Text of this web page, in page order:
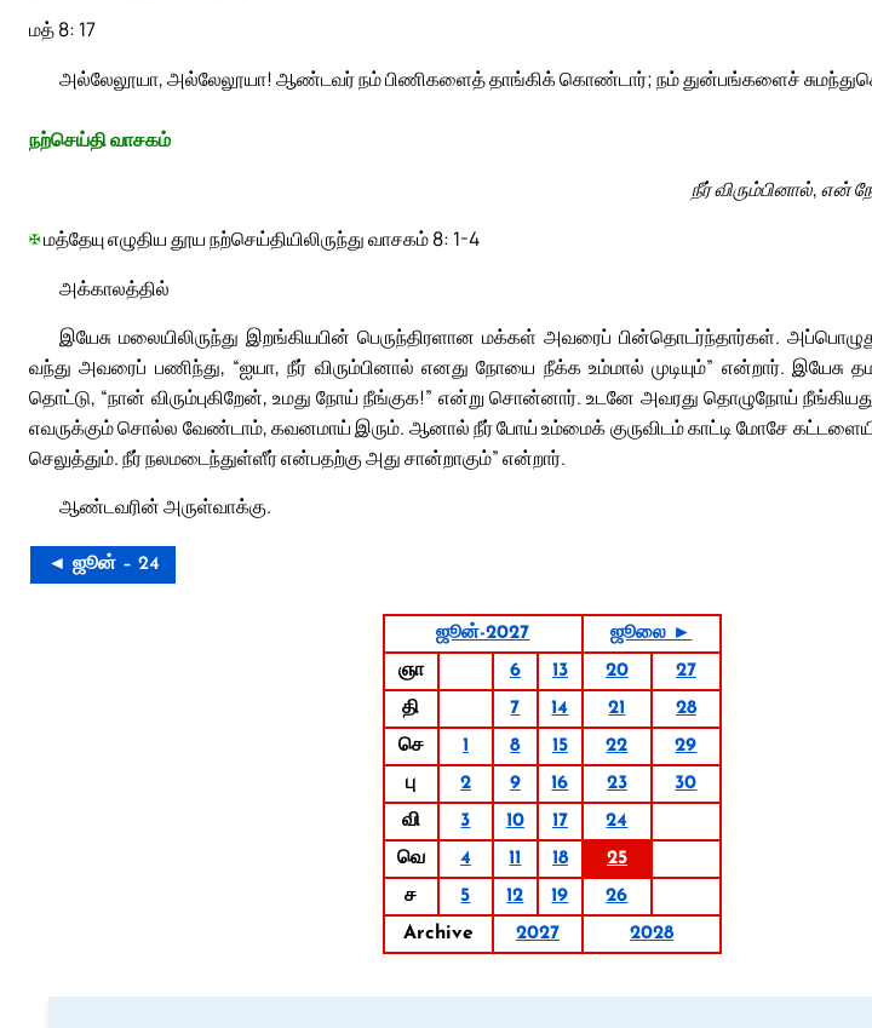
மத் 8: 17
அல்லேலூயா, அல்லேலூயா! ஆண்டவர் நம் பிணிகளைத் தாங்கிக் கொண்டார்; நம் துன்பங்களைச்
நற்செய்தி வாசகம்
நீர் விரும்பினால், என்
✠மத்தேயு எழுதிய தூய நற்செய்தியிலிருந்து வாசகம் 8: 1-4
அக்காலத்தில்
இயேசு மலையிலிருந்து இறங்கியபின் பெருந்திரளான மக்கள் அவரைப் பின்தொடர்ந்தார்கள்.
வந்து அவரைப் பணிந்து, “ஐயா, நீர் விரும்பினால் எனது நோயை நீக்க உம்மால் முடியும்” என்றார்.
தொட்டு, “நான் விரும்புகிறேன், உமது நோய் நீங்குக!” என்று சொன்னார். உடனே அவரது தொழுநோய்
எவருக்கும் சொல்ல வேண்டாம், கவனமாய் இரும். ஆனால் நீர் போய் உம்மைக் குருவிடம் காட்டி மோசே
செலுத்தும். நீர் நலமடைந்துள்ளீர் என்பதற்கு அது சான்றாகும்” என்றார்.
ஆண்டவரின் அருள்வாக்கு.
◄ ஜூன் – 24
ஜூன்-2027
ஜூலை ►
ஞா
6 13 20
27
தி
7 14 21
28
செ
1 8 15 22
29
பு
2 9 16 23
30
வி
3 10 17
24
வெ
4 11 18
25
ச
5 12 19
26
Archive
2027 2028